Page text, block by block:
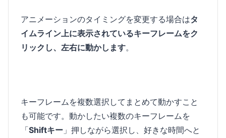
アニメーションのタイミングを変更する場合はタ
イムライン上に表示されているキーフレームをク
リックし、左右に動かします。
キーフレームを複数選択してまとめて動かすこと
も可能です。動かしたい複数のキーフレームを
「Shiftキー 」押しながら選択し、好きな時間へと